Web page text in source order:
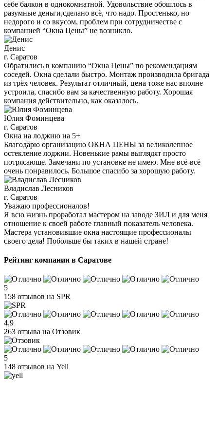
себе балкон в однокомнатной. Удовольствие обошлось в
разумные деньги,сделано всё, что надо. Простенько, но
недорого и со вкусом, проблем при сотрудничестве с
компанией “Окна Цены” не возникло.
Денис
г. Саратов
Обратились в компанию “Окна Цены” по рекомендациям
соседей. Окна сделали быстро. Монтаж производила бригада
из трёх человек. Результат отличный, цена тоже нас вполне
устроила, спасибо вам за качественную работу. Хорошая
компания действительно, как оказалось.
Юлия Фоминцева
г. Саратов
Окна на лоджию на 5+
Благодарю организацию ОКНА ЦЕНЫ за великолепное
остекление лоджии. Новенькие рамы выглядят просто
потрясающе. Замечани по установке не имею. Мне всё-всё
очень понравилось. Большое спасибо за хорошую работу.
Владислав Лесников
г. Саратов
Уважаю профессионалов!
Я всю жизнь проработал мастером на заводе ЗИЛ и для меня
отношение к своей работе главный показатель человека.
Мастера установившие окна настоящие профессионалы
своего дела! Побольше бы таких в нашей стране!
Рейтинг компании в Саратове
5
158 отзывов на SPR
4,9
263 отзыва на Отзовик
5
148 отзывов на Yell